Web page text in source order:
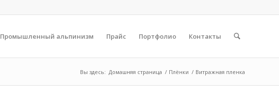
Промышленный альпинизм Прайс Портфолио Контакты
Вы здесь: Домашняя страница / Плёнки / Витражная пленка